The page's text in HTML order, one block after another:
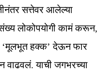
सत्तेवर आलेल्या
लोकोपयोगी कामं करून,
‘मूलभूत हक्क’ देऊन फार
वाढवलं. याची जगभरच्या